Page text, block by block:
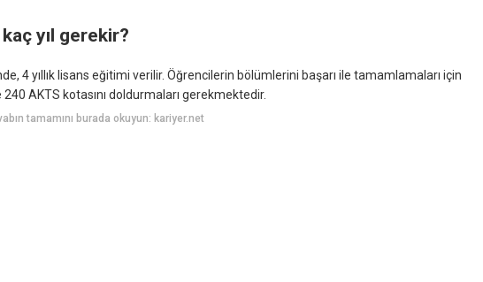
kaç yıl gerekir?
4 yıllık lisans eğitimi verilir. Öğrencilerin bölümlerini başarı ile tamamlamaları için
240 AKTS kotasını doldurmaları gerekmektedir.
tamamını burada okuyun: kariyer.net